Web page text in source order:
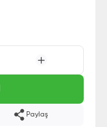
Paylaş